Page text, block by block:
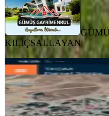
KILIÇSALLAYAN